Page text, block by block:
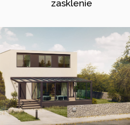
zasklenie